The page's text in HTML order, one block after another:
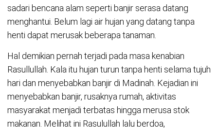
sadari bencana alam seperti banjir serasa datang
menghantui. Belum lagi air hujan yang datang tanpa
henti dapat merusak beberapa tanaman.
Hal demikian pernah terjadi pada masa kenabian
Rasullullah. Kala itu hujan turun tanpa henti selama tujuh
hari dan menyebabkan banjir di Madinah. Kejadian ini
menyebabkan banjir, rusaknya rumah, aktivitas
masyarakat menjadi terbatas hingga merusa stok
makanan. Melihat ini Rasulullah lalu berdoa,